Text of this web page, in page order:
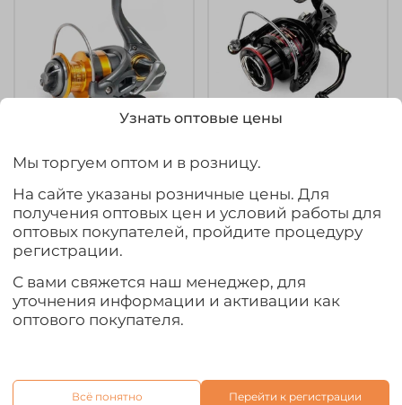
арт.55152
катушка 2000 Stinger
Caster NS (5+1BB, мет.
шпуля)
3 570₽
В корзину
арт. CA3000
катушка 3000 Kaida
Captain (5+1BB, мет.
шпуля)
В корзину
Узнать оптовые цены
Мы торгуем оптом и в розницу.
На сайте указаны розничные цены. Для
получения оптовых цен и условий работы для
оптовых покупателей, пройдите процедуру
регистрации.
С вами свяжется наш менеджер, для
уточнения информации и активации как
оптового покупателя.
Всё понятно Перейти к регистрации